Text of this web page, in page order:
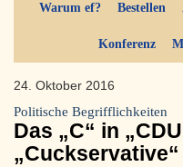
Warum ef? Bestellen
Konferenz
24. Oktober 2016
Politische Begrifflichkeiten
Das „C“ in
„Cuckservative“